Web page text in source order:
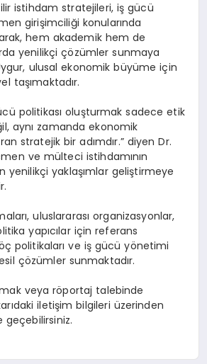
istihdam stratejileri, iş gücü
girişimciliği konularında
hem akademik hem de
yenilikçi çözümler sunmaya
ulusal ekonomik büyüme için
taşımaktadır.
politikası oluşturmak sadece etik
aynı zamanda ekonomik
stratejik bir adımdır.” diyen Dr.
ve mülteci istihdamının
yenilikçi yaklaşımlar geliştirmeye
uluslararası organizasyonlar,
yapıcılar için referans
politikaları ve iş gücü yönetimi
çözümler sunmaktadır.
veya röportaj talebinde
iletişim bilgileri üzerinden
geçebilirsiniz.